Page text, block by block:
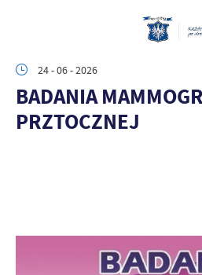
24 - 06 - 2026
BADANIA
PRZTOCZNEJ